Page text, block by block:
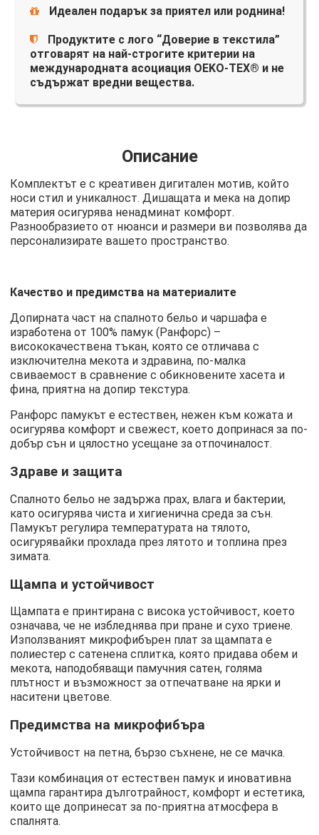
Идеален подарък за приятел или роднина!
Продуктите с лого “Доверие в текстила”
отговарят на най-строгите критерии на
международната асоциация OEKO-TEX® и не
съдържат вредни вещества.
Описание
Комплектът е с креативен дигитален мотив, който
носи стил и уникалност. Дишащата и мека на допир
материя осигурява ненадминат комфорт.
Разнообразието от нюанси и размери ви позволява да
персонализирате вашето пространство.
Качество и предимства на материалите
Допирната част на спалното бельо и чаршафа е
изработена от 100% памук (Ранфорс) –
висококачествена тъкан, която се отличава с
изключителна мекота и здравина, по-малка
свиваемост в сравнение с обикновените хасета и
фина, приятна на допир текстура.
Ранфорс памукът е естествен, нежен към кожата и
осигурява комфорт и свежест, което допринася за по-
добър сън и цялостно усещане за отпочиналост.
Здраве и защита
Спалното бельо не задържа прах, влага и бактерии,
като осигурява чиста и хигиенична среда за сън.
Памукът регулира температурата на тялото,
осигурявайки прохлада през лятото и топлина през
зимата.
Щампа и устойчивост
Щампата е принтирана с висока устойчивост, което
означава, че не избледнява при пране и сухо триене.
Използваният микрофибърен плат за щампата е
полиестер с сатенена сплитка, която придава обем и
мекота, наподобяващи памучния сатен, голяма
плътност и възможност за отпечатване на ярки и
наситени цветове.
Предимства на микрофибъра
Устойчивост на петна, бързо съхнене, не се мачка.
Тази комбинация от естествен памук и иновативна
щампа гарантира дълготрайност, комфорт и естетика,
които ще допринесат за по-приятна атмосфера в
спалнята.